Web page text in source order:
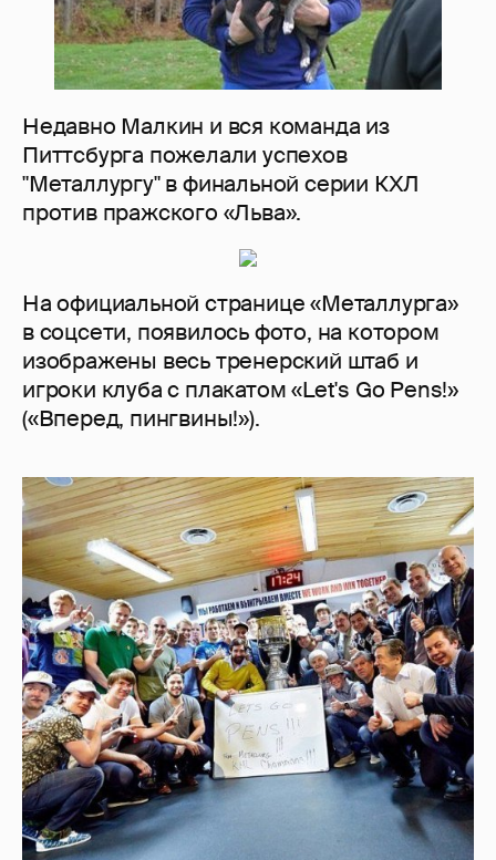
Недавно Малкин и вся команда из
Питтсбурга пожелали успехов
"Металлургу" в финальной серии КХЛ
против пражского «Льва».
На официальной странице «Металлурга»
в соцсети, появилось фото, на котором
изображены весь тренерский штаб и
игроки клуба с плакатом «Let's Go Pens!»
(«Вперед, пингвины!»).